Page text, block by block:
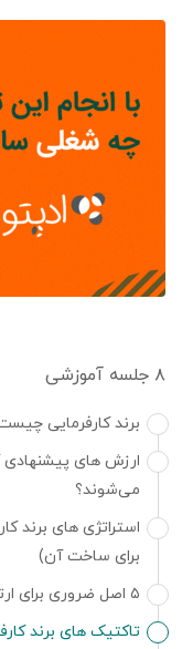
۸ جلسه آموزشی
برند کارفرمایی
می‌شوند؟
استراتژی های برند
برای ساخت آن)
۵ اصل ضروری برای ارتقای برند کارفرمایی
تاکتیک های برند